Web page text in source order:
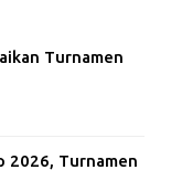
Turnamen
2026, Turnamen